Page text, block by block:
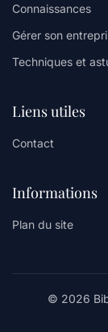
Connaissances
Gérer son
Techniques et
Liens utiles
Contact
Informations
Plan du site
© 2026